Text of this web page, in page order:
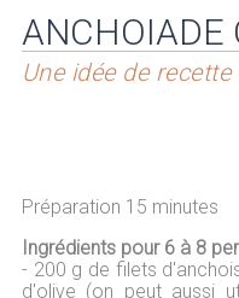
ANCHOIADE
Une idée de
Préparation 15 minutes
Ingrédients pour 6 à 8
- 200 g de filets
d'olive (on peut aussi